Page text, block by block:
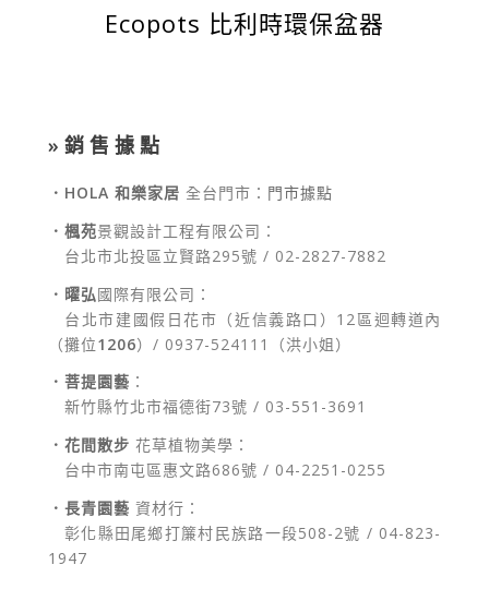
Ecopots 比利時環保盆器
» 銷 售 據 點
．HOLA 和樂家居 全台門市： 門市據點
．楓苑景觀設計工程有限公司：
台北市北投區立賢路295號 / 02-2827-7882
．曜弘國際有限公司：
台北市建國假日花市（近信義路口）12區迴轉道內
（攤位1206）/ 0937-524111（洪小姐）
．菩提園藝 ：
新竹縣竹北市福德街73號 / 03-551-3691
．花間散步 花草植物美學：
台中市南屯區惠文路686號 / 04-2251-0255
．長青園藝 資材行：
彰化縣田尾鄉打簾村民族路一段508-2號 / 04-823-
1947